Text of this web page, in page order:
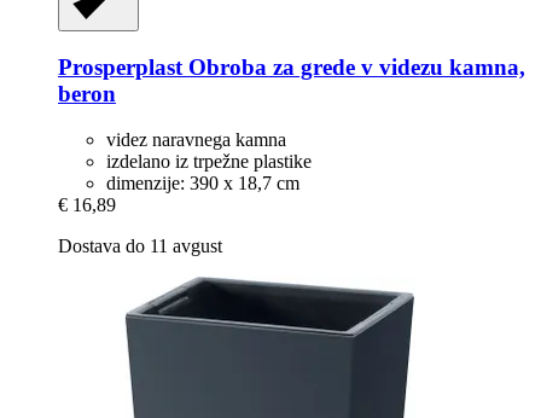
Prosperplast Obroba za grede v videzu kamna,
beron
videz naravnega kamna
izdelano iz trpežne plastike
dimenzije: 390 x 18,7 cm
€ 16,89
Dostava do 11 avgust